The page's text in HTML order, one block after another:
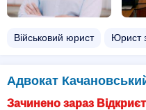
Військовий юрист Юрист
Адвокат
Зачинено зараз